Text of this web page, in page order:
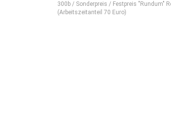
300b / Sonderpreis / Festpreis "Rundum"
(Arbeitszeitanteil 70 Euro)